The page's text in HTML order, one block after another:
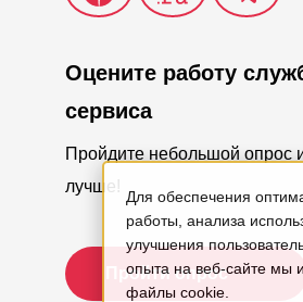
Оцените работу
сервиса
Пройдите небольшой опрос
лучше!
Пройти опрос
Для обеспечения
работы, анализа
улучшения
опыта на веб-сайте мы
файлы cookie.